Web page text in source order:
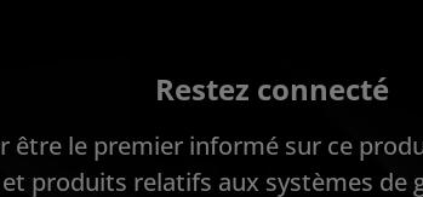
Restez connecté
être le premier informé sur ce
produits relatifs aux systèmes de